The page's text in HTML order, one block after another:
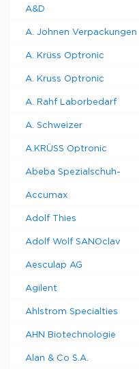
A&D
A. Johnen Verpackungen
A. Krüss Optronic
A. Kruss Optronic
A. Rahf Laborbedarf
A. Schweizer
A.KRÜSS Optronic
Abeba Spezialschuh-
Accumax
Adolf Thies
Adolf Wolf SANOclav
Aesculap AG
Agilent
Ahlstrom Specialties
AHN Biotechnologie
Alan & Co S.A.